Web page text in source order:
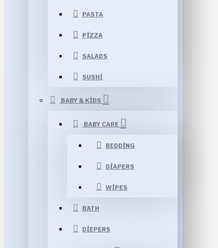
PASTA
PIZZA
SALADS
SUSHI
BABY & KIDS
BABY CARE
BEDDING
DIAPERS
WIPES
BATH
DIEPERS